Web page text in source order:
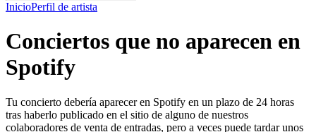
InicioPerfil de artista
Conciertos que no aparecen en
Spotify
Tu concierto debería aparecer en Spotify en un plazo de 24 horas
tras haberlo publicado en el sitio de alguno de nuestros
colaboradores de venta de entradas, pero a veces puede tardar unos